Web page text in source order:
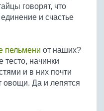
говорят, что
и счастье
пельмени от наших?
тесто, начинки
и в них почти
овощи. Да и лепятся